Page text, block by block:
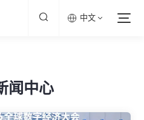
中文
闻中心